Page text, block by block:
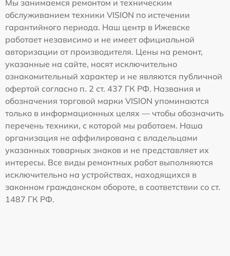
Мы занимаемся ремонтом и техническим
обслуживанием техники VISION по истечении
гарантийного периода. Наш центр в Ижевске
работает независимо и не имеет официальной
авторизации от производителя. Цены на ремонт,
указанные на сайте, носят исключительно
ознакомительный характер и не являются публичной
офертой согласно п. 2 ст. 437 ГК РФ. Названия и
обозначения торговой марки VISION упоминаются
только в информационных целях — чтобы обозначить
перечень техники, с которой мы работаем. Наша
организация не аффилирована с владельцами
указанных товарных знаков и не представляет их
интересы. Все виды ремонтных работ выполняются
исключительно на устройствах, находящихся в
законном гражданском обороте, в соответствии со ст.
1487 ГК РФ.